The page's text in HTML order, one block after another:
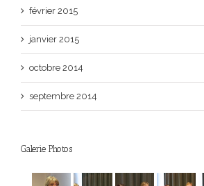
février 2015
janvier 2015
octobre 2014
septembre 2014
Galerie Photos